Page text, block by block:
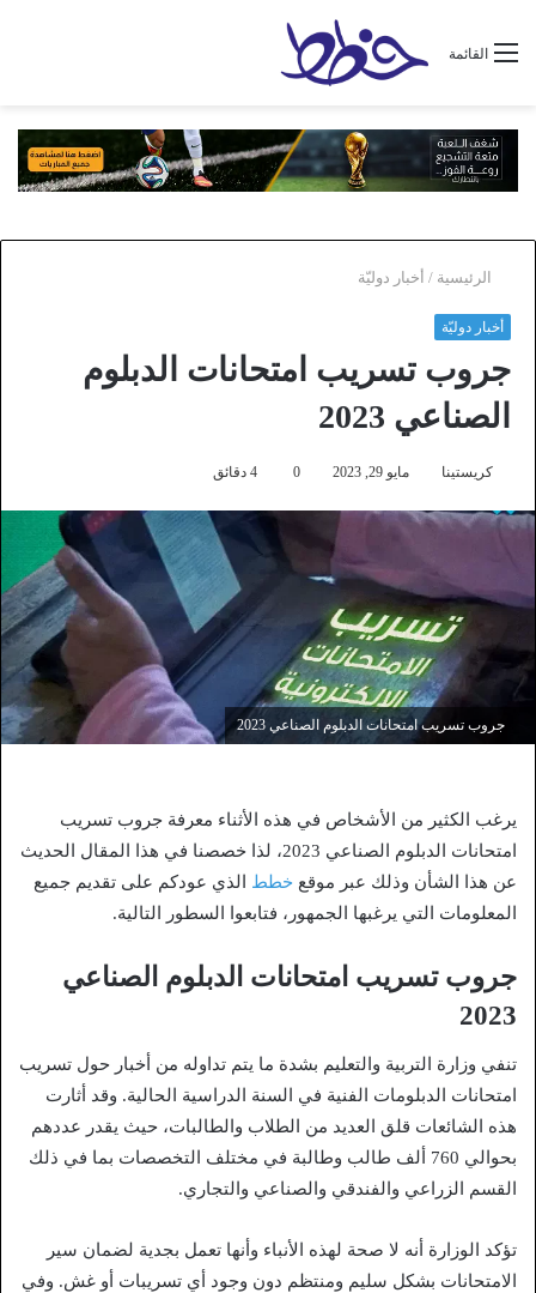
القائمة
الرئيسية / أخبار دوليّة
أخبار دوليّة
جروب تسريب امتحانات الدبلوم
الصناعي 2023
كريستينا مايو 29, 2023 0
جروب تسريب امتحانات الدبلوم الصناعي 2023
يرغب الكثير من الأشخاص في هذه الأثناء معرفة جروب تسريب
امتحانات الدبلوم الصناعي 2023، لذا خصصنا في هذا المقال الحديث
عن هذا الشأن وذلك عبر موقع خطط الذي عودكم على تقديم جميع
المعلومات التي يرغبها الجمهور، فتابعوا السطور التالية.
جروب تسريب امتحانات الدبلوم الصناعي
2023
تنفي وزارة التربية والتعليم بشدة ما يتم تداوله من أخبار حول تسريب
امتحانات الدبلومات الفنية في السنة الدراسية الحالية. وقد أثارت
هذه الشائعات قلق العديد من الطلاب والطالبات، حيث يقدر عددهم
بحوالي 760 ألف طالب وطالبة في مختلف التخصصات بما في ذلك
القسم الزراعي والفندقي والصناعي والتجاري.
تؤكد الوزارة أنه لا صحة لهذه الأنباء وأنها تعمل بجدية لضمان سير
الامتحانات بشكل سليم ومنتظم دون وجود أي تسريبات أو غش. وفي